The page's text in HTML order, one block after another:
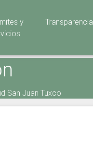
y
Transparencia
San Juan Tuxco